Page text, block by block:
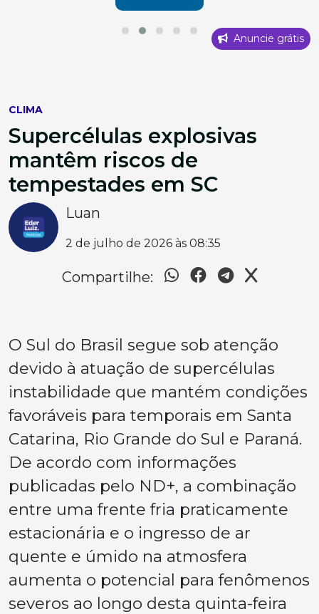
Anuncie grátis
CLIMA
Supercélulas explosivas
mantêm riscos de
tempestades em SC
Luan
2 de julho de 2026 às 08:35
Compartilhe:
O Sul do Brasil segue sob atenção
devido à atuação de supercélulas
instabilidade que mantém condições
favoráveis para temporais em Santa
Catarina, Rio Grande do Sul e Paraná.
De acordo com informações
publicadas pelo ND+, a combinação
entre uma frente fria praticamente
estacionária e o ingresso de ar
quente e úmido na atmosfera
aumenta o potencial para fenômenos
severos ao longo desta quinta-feira